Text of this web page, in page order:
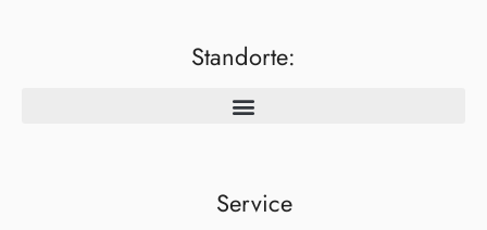
Standorte:
Service